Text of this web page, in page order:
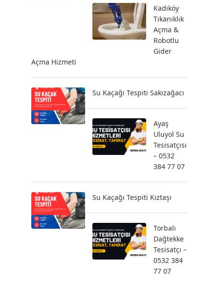
Kadıköy
Tıkanıklık
Açma &
Robotlu
Gider
Açma Hizmeti
Su Kaçağı Tespiti Sakızağacı
Ayaş
Uluyol Su
Tesisatçısı
– 0532
384 77 07
Su Kaçağı Tespiti Kıztaşı
Torbalı
Dağtekke
Tesisatçı –
0532 384
77 07